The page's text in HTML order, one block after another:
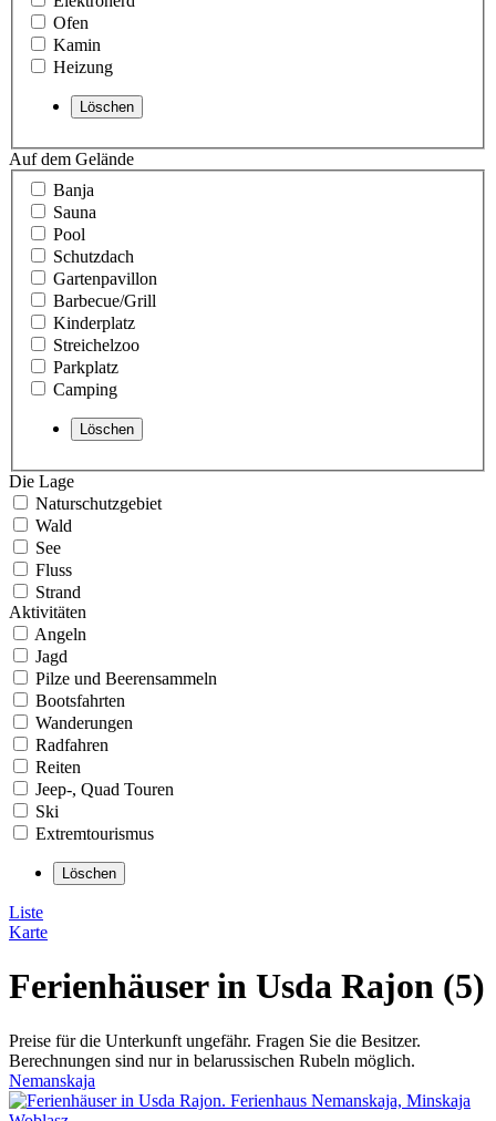
Ofen
Kamin
Heizung
Auf dem Gelände
Banja
Sauna
Pool
Schutzdach
Gartenpavillon
Barbecue/Grill
Kinderplatz
Streichelzoo
Parkplatz
Camping
Die Lage
Naturschutzgebiet
Wald
See
Fluss
Strand
Aktivitäten
Angeln
Jagd
Pilze und Beerensammeln
Bootsfahrten
Wanderungen
Radfahren
Reiten
Jeep-, Quad Touren
Ski
Extremtourismus
Liste
Karte
Ferienhäuser in Usda Rajon (5)
Preise für die Unterkunft ungefähr. Fragen Sie die Besitzer.
Berechnungen sind nur in belarussischen Rubeln möglich.
Nemanskaja